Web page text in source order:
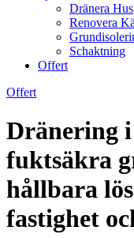
Dränera Hus
Renovera
Schaktning
Offert
Offert
Dränering
fuktsäkra
hållbara
fastighet